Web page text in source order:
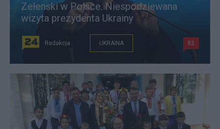
Zełenski w Polsce. Niespodziewana
wizyta prezydenta Ukrainy
Redakcja UKRAINA 83